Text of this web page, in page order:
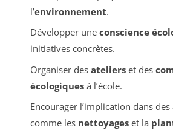
l’environnement.
Développer une conscience
initiatives concrètes.
Organiser des atelierset des
écologiquesà l’école.
Encourager l’implication dans
comme les nettoyageset la